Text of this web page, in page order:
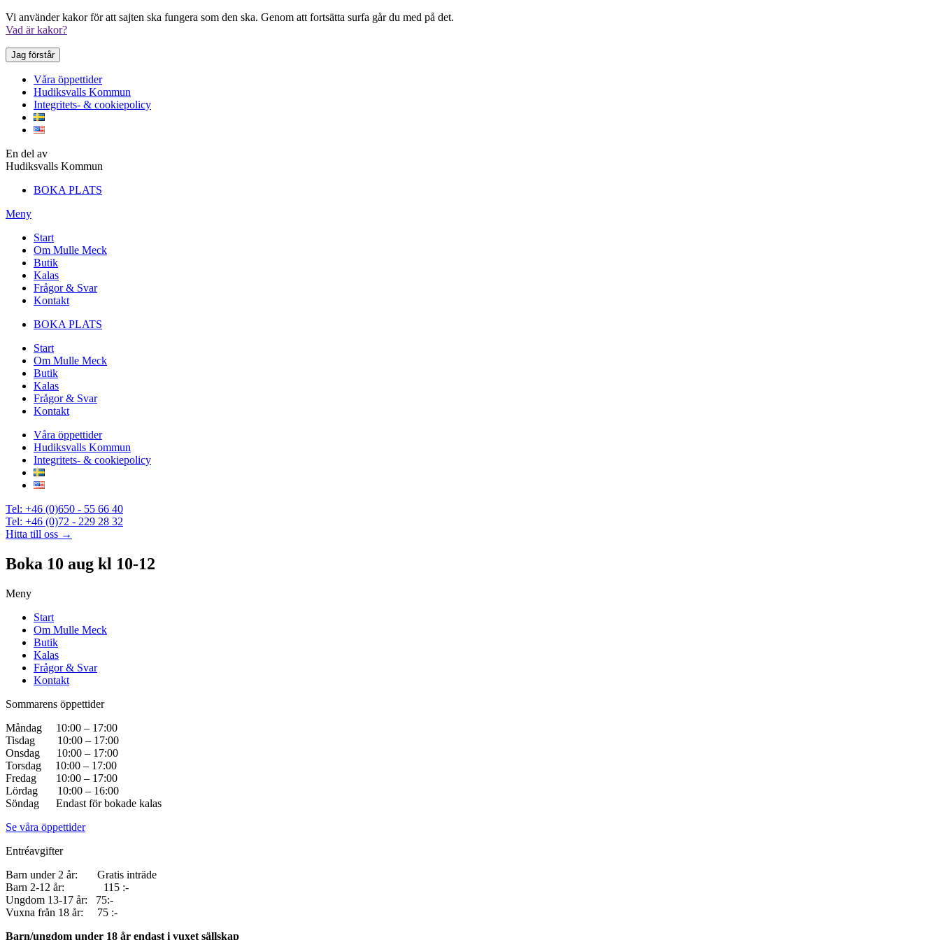
Vi använder kakor för att sajten ska fungera som den ska. Genom att fortsätta surfa går du med på det.
Vad är kakor?
Jag förstår
Våra öppettider
Hudiksvalls Kommun
Integritets- & cookiepolicy
En del av
Hudiksvalls Kommun
BOKA PLATS
Meny
Start
Om Mulle Meck
Butik
Kalas
Frågor & Svar
Kontakt
BOKA PLATS
Start
Om Mulle Meck
Butik
Kalas
Frågor & Svar
Kontakt
Våra öppettider
Hudiksvalls Kommun
Integritets- & cookiepolicy
Tel: +46 (0)650 - 55 66 40
Tel: +46 (0)72 - 229 28 32
Hitta till oss →
Boka 10 aug kl 10-12
Meny
Start
Om Mulle Meck
Butik
Kalas
Frågor & Svar
Kontakt
Sommarens öppettider
Måndag 10:00 – 17:00
Tisdag 10:00 – 17:00
Onsdag 10:00 – 17:00
Torsdag 10:00 – 17:00
Fredag 10:00 – 17:00
Lördag 10:00 – 16:00
Söndag Endast för bokade kalas
Se våra öppettider
Entréavgifter
Barn under 2 år: Gratis inträde
Barn 2-12 år: 115 :-
Ungdom 13-17 år: 75:-
Vuxna från 18 år: 75 :-
Barn/ungdom under 18 år endast i vuxet sällskap